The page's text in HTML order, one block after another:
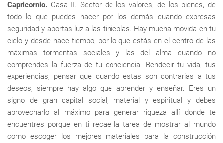
Capricornio. Casa II. Sector de los valores, de los bienes, de
todo lo que puedes hacer por los demás cuando expresas
seguridad y aportas luz a las tinieblas. Hay mucha movida en tu
cielo y desde hace tiempo, por lo que estás en el centro de las
máximas tormentas sociales y las del alma cuando no
comprendes la fuerza de tu conciencia. Bendecir tu vida, tus
experiencias, pensar que cuando estas son contrarias a tus
deseos, siempre hay algo que aprender y enseñar. Eres un
signo de gran capital social, material y espiritual y debes
aprovecharlo al máximo para generar riqueza allí donde te
encuentres porque en ti recae la tarea de mostrar al mundo
como escoger los mejores materiales para la construcción